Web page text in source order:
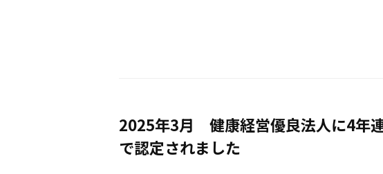
2025年3月 健康経営優良法人に4年
で認定されました